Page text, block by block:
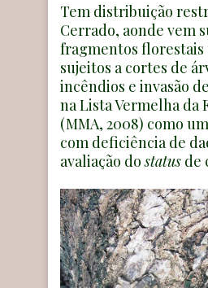
Tem distribuição
Cerrado, aonde vem
fragmentos florestais
sujeitos a cortes de
incêndios e invasão
na Lista Vermelha da
(MMA, 2008) como
com deficiência de
avaliação dostatus de